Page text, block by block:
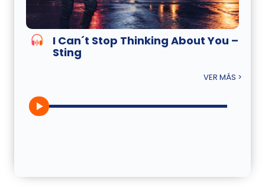
I Can´t Stop Thinking About You –
Sting
VER MÁS >